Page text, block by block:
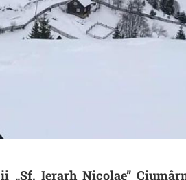
„Sf. Ierarh Nicolae”